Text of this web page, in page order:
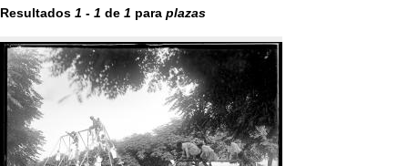
Resultados 1 - 1 de 1 para plazas